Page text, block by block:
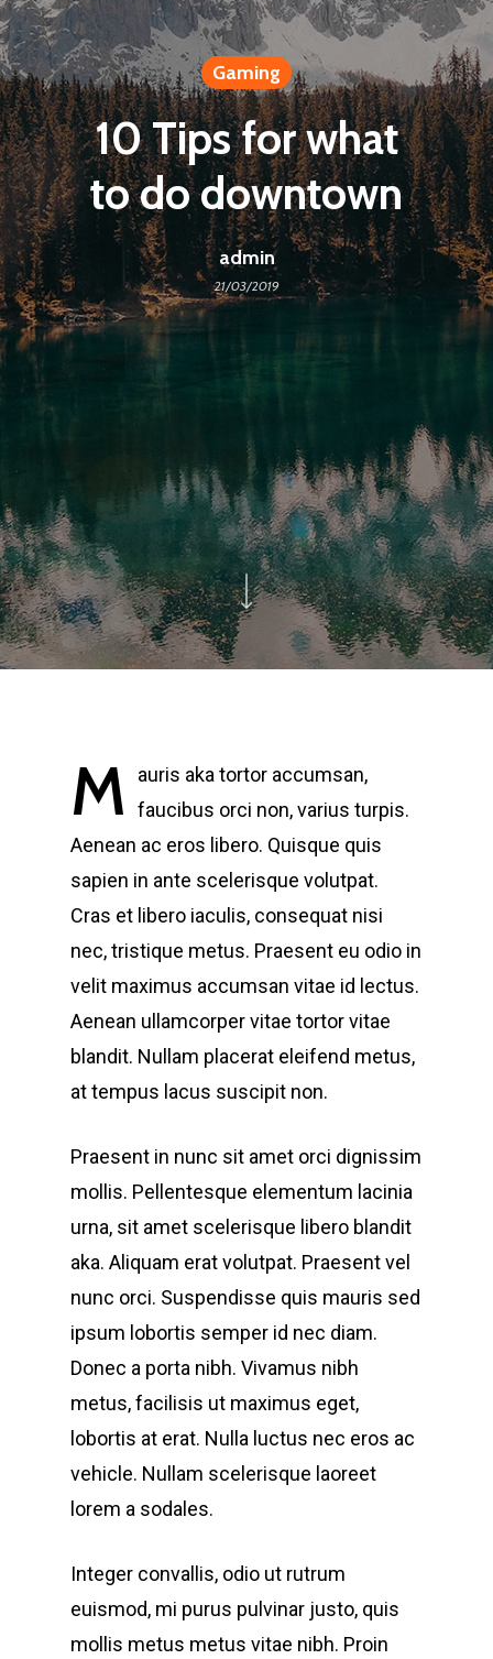
Gaming
10 Tips for what
to do downtown
admin
21/03/2019
M
auris aka tortor accumsan,
faucibus orci non, varius turpis.
Aenean ac eros libero. Quisque quis
sapien in ante scelerisque volutpat.
Cras et libero iaculis, consequat nisi
nec, tristique metus. Praesent eu odio in
velit maximus accumsan vitae id lectus.
Aenean ullamcorper vitae tortor vitae
blandit. Nullam placerat eleifend metus,
at tempus lacus suscipit non.
Praesent in nunc sit amet orci dignissim
mollis. Pellentesque elementum lacinia
urna, sit amet scelerisque libero blandit
aka. Aliquam erat volutpat. Praesent vel
nunc orci. Suspendisse quis mauris sed
ipsum lobortis semper id nec diam.
Donec a porta nibh. Vivamus nibh
metus, facilisis ut maximus eget,
lobortis at erat. Nulla luctus nec eros ac
vehicle. Nullam scelerisque laoreet
lorem a sodales.
Integer convallis, odio ut rutrum
euismod, mi purus pulvinar justo, quis
mollis metus metus vitae nibh. Proin